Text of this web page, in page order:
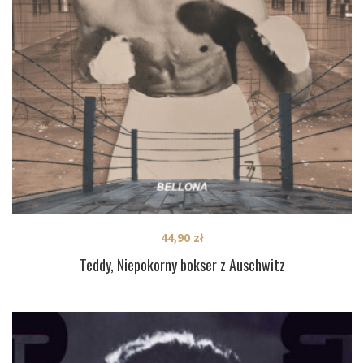
Teddy, Niepokorny bokser z Auschwitz
44,90 zł